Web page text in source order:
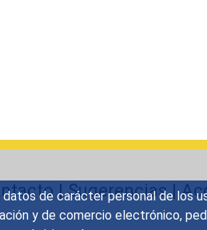
de carácter personal de los
y de comercio electrónico,
|Sugerencias|